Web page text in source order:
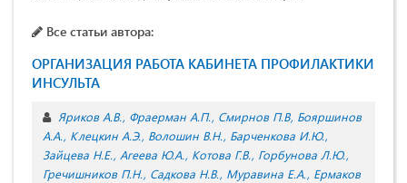
Все статьи автора:
ОРГАНИЗАЦИЯ РАБОТА КАБИНЕТА ПРОФИЛАКТИКИ
ИНСУЛЬТА
Яриков А.В. Фраерман А.П. Смирнов П.В Бояршинов
А.А. Клецкин А.Э. Волошин В.Н. Барченкова И.Ю.
Зайцева Н.Е. Агеева Ю.А. Котова Г.В. Горбунова Л.Ю.
Гречишников П.Н. Садкова Н.В. Муравина Е.А. Ермаков